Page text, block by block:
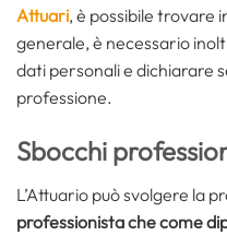
Attuari, è possibile trovare
generale, è necessario
dati personali e dichiarare
professione.
Sbocchi
L’Attuario può svolgere la
professionista che come